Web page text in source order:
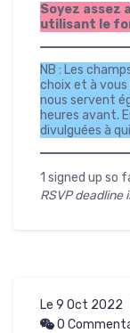
Soyez assez
utilisant le
NB : Les
choix et à
nous servent
heures avant.
divulguées à
1 signed up so
RSVP deadline
Le 9 Oct 2022
0